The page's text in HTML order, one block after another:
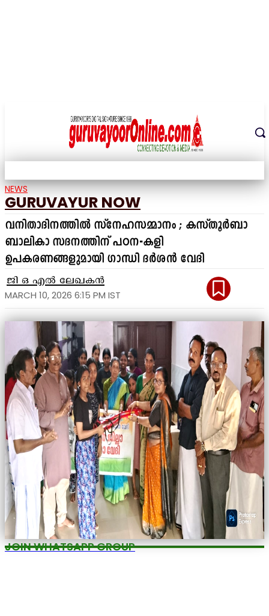
NEWS
GURUVAYUR NOW
വനിതാദിനത്തിൽ സ്നേഹസമ്മാനം ; കസ്തൂർബാ
ബാലികാ സദനത്തിന് പഠന-കളി
ഉപകരണങ്ങളുമായി ഗാന്ധി ദർശൻ വേദി
ജി ഒ എൽ ലേഖകൻ
MARCH 10, 2026 6:15 PM IST
JOIN WHATSAPP GROUP